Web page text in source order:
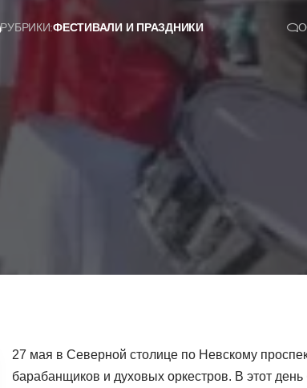
РУБРИКИ:ФЕСТИВАЛИ И ПРАЗДНИКИ
27 мая в Северной столице по Невскому
барабанщиков и духовых оркестров. В этот